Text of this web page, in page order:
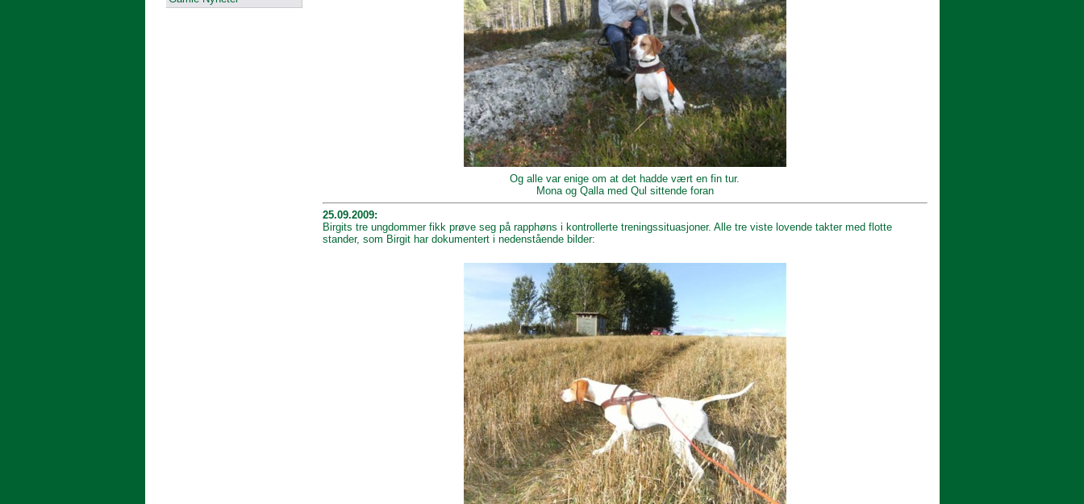
Og alle var enige om at det hadde vært en fin tur.
Mona og Qalla med Qul sittende foran
25.09.2009:
Birgits tre ungdommer fikk prøve seg på rapphøns i kontrollerte treningssituasjoner. Alle tre viste lovende takter med flotte
stander, som Birgit har dokumentert i nedenstående bilder: